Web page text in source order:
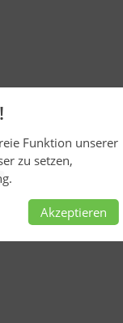
Funktion unserer
zu setzen,
Akzeptieren